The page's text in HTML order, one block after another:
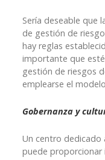
Sería deseable que
de gestión de
hay reglas
importante que
gestión de riesgos
emplearse el
Gobernanza y
Un centro dedicado
puede